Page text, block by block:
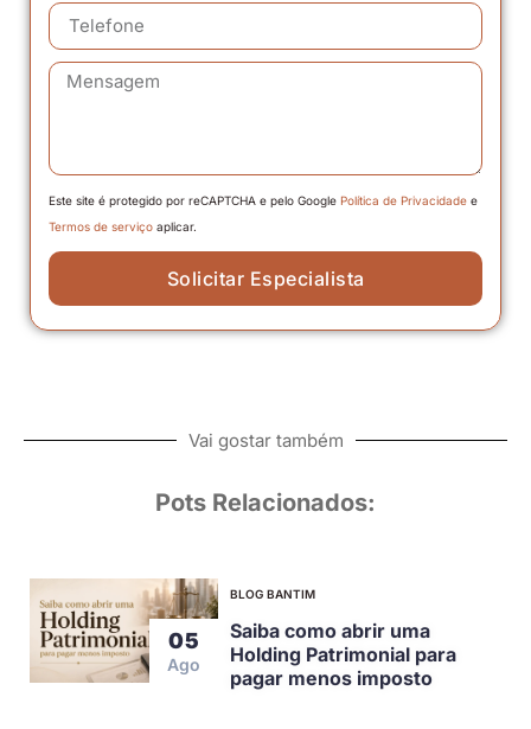
Este site é protegido por reCAPTCHA e pelo Google Política de Privacidade e
Termos de serviço aplicar.
Solicitar Especialista
Vai gostar também
Pots Relacionados:
05
Ago
BLOG BANTIM
Saiba como abrir uma
Holding Patrimonial para
pagar menos imposto